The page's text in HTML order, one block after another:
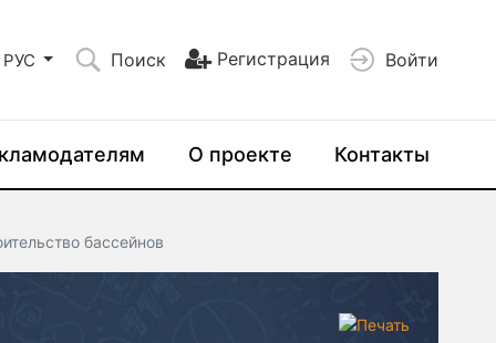
РУС Поиск Регистрация Войти
О проекте Контакты
бассейнов